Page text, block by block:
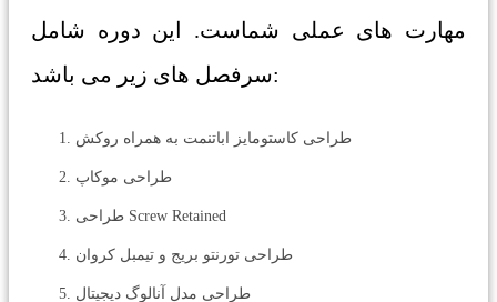
مهارت های عملی شماست. این دوره شامل
سرفصل های زیر می باشد:
طراحی کاستومایز اباتنمت به همراه روکش
طراحی موکاپ
طراحی Screw Retained
طراحی تورنتو بریج و تیمبل کروان
طراحی مدل آنالوگ دیجیتال